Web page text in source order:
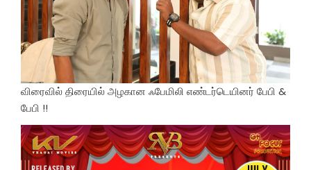
விரைவில் திரையில் அழகான ஃபேமிலி எண்டர்டெயினர் பேபி &
பேபி !!